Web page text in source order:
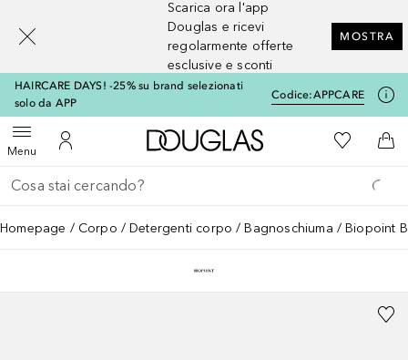
Scarica ora l'app
Douglas e ricevi
regolarmente offerte
esclusive e sconti
MOSTRA
HAIRCARE DAYS! -25% su brand selezionati
solo da APP
Codice:APPCARE
MenuApri menuAl Mio Account
A Douglas HomeAlla Mia
Al
Torna indietro
Esegui ricerca
Homepage Corpo Detergenti corpo Bagnoschiuma Biopoint
[navigation.slideout.screenreader]